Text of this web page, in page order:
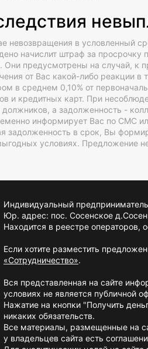
невозвращения в условленный
начислит штраф за просрочку
Они предусмотрены на случай, к
от Вас какой-либо реакции
в среднем 0,10% от
и кредитных карт. При
должников, а задолженность -
информирует Вас по СМС
задолженность в срок, Вы
условиях. Предложение
Индивидуальный
Юр. адрес: пос. Сосенское
Находится в реестре
Если хотите разместить
«Сотрудничество».
Вся представленная на сайте
условиях не является публичной
Нажатие на кнопки "Получить
никаких обязательств.
Все материалы, размещенные на
у владельцев сайта есть